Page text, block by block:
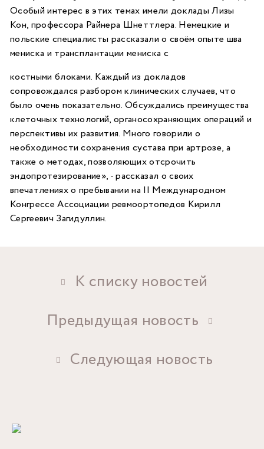
Особый интерес в этих темах имели доклады Лизы
Кон, профессора Райнера Шнеттлера. Немецкие и
польские специалисты рассказали о своём опыте шва
мениска и трансплантации мениска с
костными блоками. Каждый из докладов
сопровождался разбором клинических случаев, что
было очень показательно. Обсуждались преимущества
клеточных технологий, органосохраняющих операций и
перспективы их развития. Много говорили о
необходимости сохранения сустава при артрозе, а
также о методах, позволяющих отсрочить
эндопротезирование», - рассказал о своих
впечатлениях о пребывании на II Международном
Конгрессе Ассоциации ревмоортопедов Кирилл
Сергеевич Загидуллин.
К списку новостей
Предыдущая новость
Следующая новость